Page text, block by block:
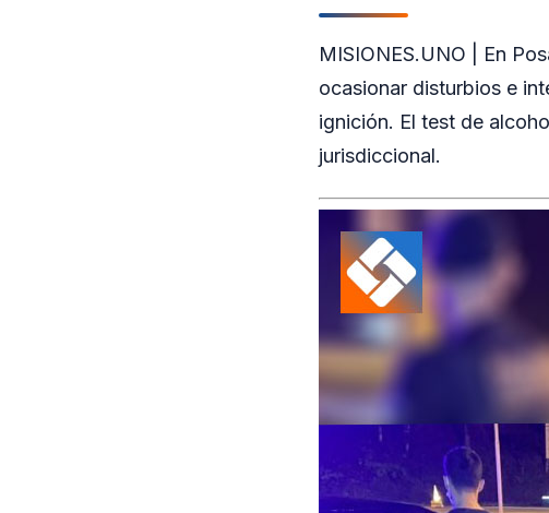
MISIONES.UNO | En
ocasionar disturbios e
ignición. El test de
jurisdiccional.